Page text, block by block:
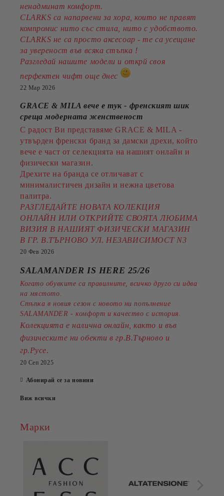
ненадминат комфорт.
CLARKS са напарвени за хора, които не правят
компромис нито със стила, нито с удобството.
CLARKS не са просто аксесоар - те са усещане
за увереност във всяка стъпка !
Разгледай нашите модели и открй своя
перфектен чифт още днес
22 Мар 2026
GRACE & MILA вече е тук - френският шик
среща модерната женственост
С радост Ви представяме GRACE & MILA -
утвърден френски бранд за дамски дрехи, който
вече е част от селекцията на нашият онлайн и
физически магазин.
Дрехите на бранда се отличават с
минималистичен дизайн и нежна цветова
палитра.
РАЗГЛЕДАЙТЕ НОВАТА КОЛЕКЦИЯ
ОНЛАЙН ИЛИ ОТКРИЙТЕ СВОЯТА ЛЮБИМА
ВИЗИЯ В НАШИЯТ ФИЗИЧЕСКИ МАГАЗИН
В ГР. В.ТЪРНОВО УЛ. НЕЗАВИСИМОСТ N3
20 Фев 2026
SALAMANDER IS HERE 25/26
Когато обувките са правилните, всичко друго си идва
на мястото.
Стъпка в новия сезон с новото ни попълнение
SALAMANDER - комфорт и качество с история.
Колекцията е налична онлайн, както и във
физическите ни обекти в гр.В.Търново и
гр.Русе.
20 Сеп 2025
Абонирай се за новини
Виж всички
Марки